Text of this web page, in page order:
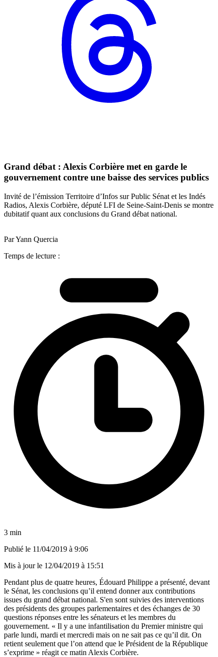
Grand débat : Alexis Corbière met en garde le
gouvernement contre une baisse des services publics
Invité de l’émission Territoire d’Infos sur Public Sénat et les Indés
Radios, Alexis Corbière, député LFI de Seine-Saint-Denis se montre
dubitatif quant aux conclusions du Grand débat national.
Par Yann Quercia
Temps de lecture :
3 min
Publié le 11/04/2019 à 9:06
Mis à jour le 12/04/2019 à 15:51
Pendant plus de quatre heures, Édouard Philippe a présenté, devant
le Sénat, les conclusions qu’il entend donner aux contributions
issues du grand débat national. S'en sont suivies des interventions
des présidents des groupes parlementaires et des échanges de 30
questions réponses entre les sénateurs et les membres du
gouvernement. « Il y a une infantilisation du Premier ministre qui
parle lundi, mardi et mercredi mais on ne sait pas ce qu’il dit. On
retient seulement que l’on attend que le Président de la République
s’exprime » réagit ce matin Alexis Corbière.